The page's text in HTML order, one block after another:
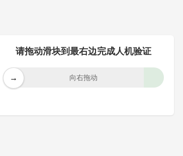
请拖动滑块到最右边完成人机验证
→ 向右拖动